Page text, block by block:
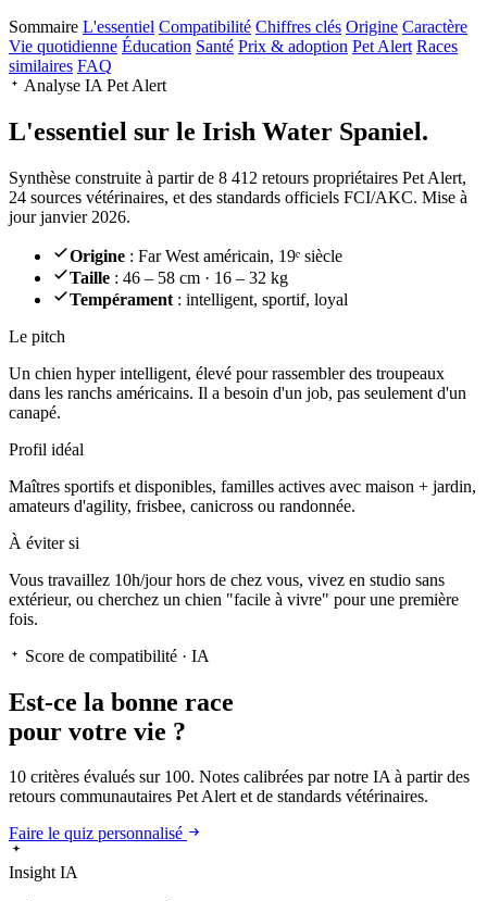
Sommaire L'essentiel Compatibilité Chiffres clés Origine Caractère
Vie quotidienne Éducation Santé Prix & adoption Pet Alert Races
similaires FAQ
Analyse IA Pet Alert
L'essentiel sur le Irish Water Spaniel.
Synthèse construite à partir de 8 412 retours propriétaires Pet Alert,
24 sources vétérinaires, et des standards officiels FCI/AKC. Mise à
jour janvier 2026.
Origine : Far West américain, 19ᵉ siècle
Taille : 46 – 58 cm · 16 – 32 kg
Tempérament : intelligent, sportif, loyal
Le pitch
Un chien hyper intelligent, élevé pour rassembler des troupeaux
dans les ranchs américains. Il a besoin d'un job, pas seulement d'un
canapé.
Profil idéal
Maîtres sportifs et disponibles, familles actives avec maison + jardin,
amateurs d'agility, frisbee, canicross ou randonnée.
À éviter si
Vous travaillez 10h/jour hors de chez vous, vivez en studio sans
extérieur, ou cherchez un chien "facile à vivre" pour une première
fois.
Score de compatibilité · IA
Est-ce la bonne race
pour votre vie ?
10 critères évalués sur 100. Notes calibrées par notre IA à partir des
retours communautaires Pet Alert et de standards vétérinaires.
Faire le quiz personnalisé
Insight IA